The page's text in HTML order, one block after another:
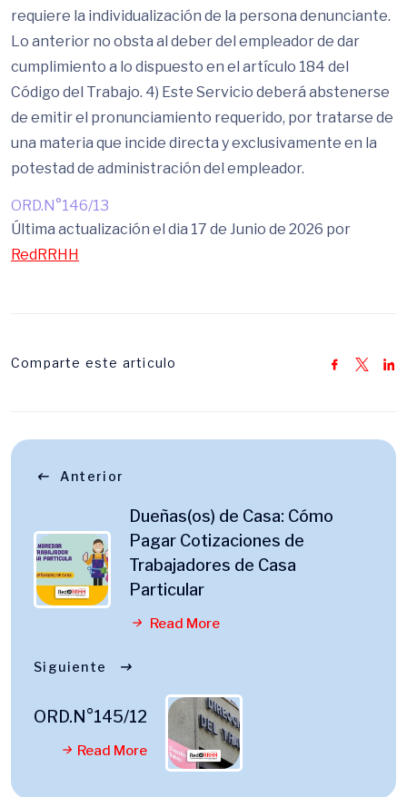
requiere la individualización de la persona denunciante.
Lo anterior no obsta al deber del empleador de dar
cumplimiento a lo dispuesto en el artículo 184 del
Código del Trabajo. 4) Este Servicio deberá abstenerse
de emitir el pronunciamiento requerido, por tratarse de
una materia que incide directa y exclusivamente en la
potestad de administración del empleador.
ORD.N°146/13
Última actualización el dia 17 de Junio de 2026 por
RedRRHH
Comparte este articulo
Anterior
Dueñas(os) de Casa: Cómo
Pagar Cotizaciones de
Trabajadores de Casa
Particular
Read More
Siguiente
ORD.N°145/12
Read More